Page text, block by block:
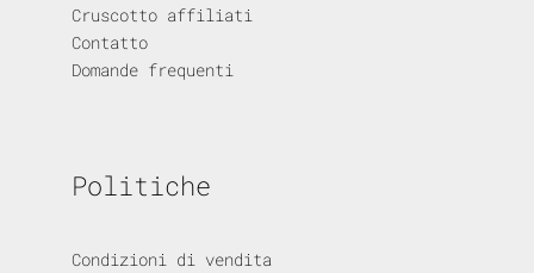
Cruscotto affiliati
Contatto
Domande frequenti
Politiche
Condizioni di vendita